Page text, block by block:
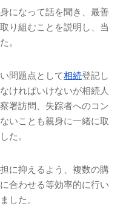
になって話を聞き、最善
り組むことを説明し、当
。
問題点として相続登記し
ければいけないが相続人
署訪問、失踪者へのコン
いことも親身に一緒に取
た。
に抑えるよう、複数の購
合わせる等効率的に行い
した。